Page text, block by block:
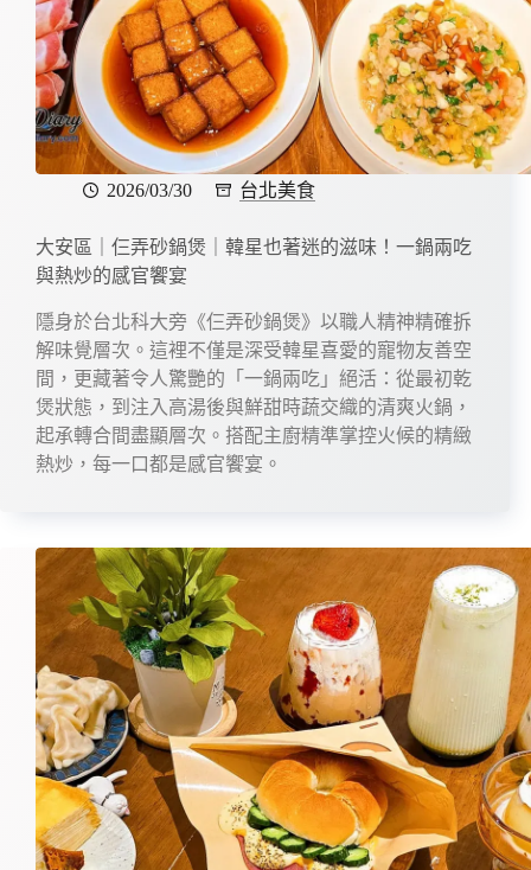
2026/03/30 台北美食
大安區｜仨弄砂鍋煲｜韓星也著迷的滋味！一鍋兩吃
與熱炒的感官饗宴
隱身於台北科大旁《仨弄砂鍋煲》以職人精神精確拆
解味覺層次。這裡不僅是深受韓星喜愛的寵物友善空
間，更藏著令人驚艷的「一鍋兩吃」絕活：從最初乾
煲狀態，到注入高湯後與鮮甜時蔬交織的清爽火鍋，
起承轉合間盡顯層次。搭配主廚精準掌控火候的精緻
熱炒，每一口都是感官饗宴。